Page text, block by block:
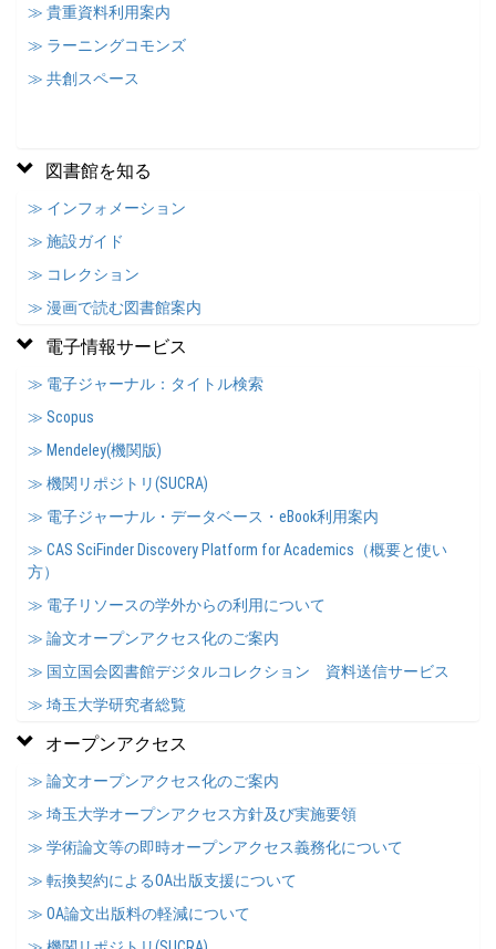
≫ 貴重資料利用案内
≫ ラーニングコモンズ
≫ 共創スペース
図書館を知る
≫ インフォメーション
≫ 施設ガイド
≫ コレクション
≫ 漫画で読む図書館案内
電子情報サービス
≫ 電子ジャーナル：タイトル検索
≫ Scopus
≫ Mendeley(機関版)
≫ 機関リポジトリ(SUCRA)
≫ 電子ジャーナル・データベース・eBook利用案内
≫ CAS SciFinder Discovery Platform for Academics（概要と使い
方）
≫ 電子リソースの学外からの利用について
≫ 論文オープンアクセス化のご案内
≫ 国立国会図書館デジタルコレクション 資料送信サービス
≫ 埼玉大学研究者総覧
オープンアクセス
≫ 論文オープンアクセス化のご案内
≫ 埼玉大学オープンアクセス方針及び実施要領
≫ 学術論文等の即時オープンアクセス義務化について
≫ 転換契約によるOA出版支援について
≫ OA論文出版料の軽減について